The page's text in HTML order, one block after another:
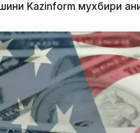
Kazinform мухбири